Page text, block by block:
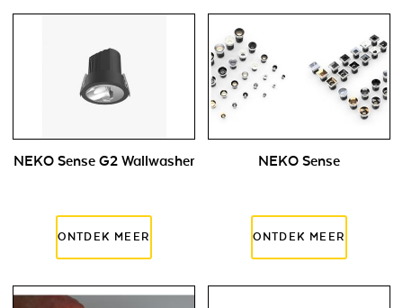
NEKO Sense G2 Wallwasher NEKO Sense